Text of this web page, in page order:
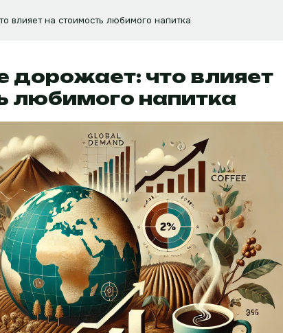
влияет на стоимость любимого напитка
дорожает: что влияет
любимого напитка